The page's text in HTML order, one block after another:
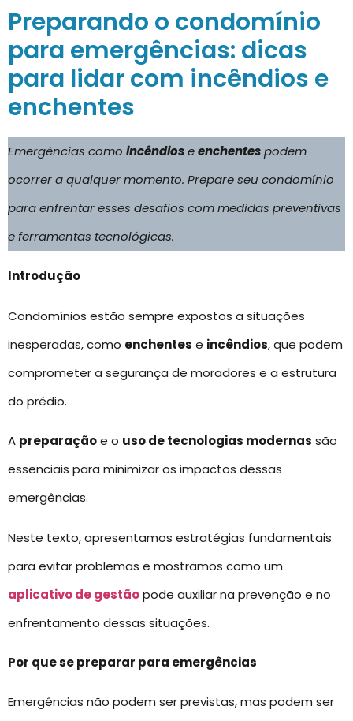
Preparando o condomínio
para emergências: dicas
para lidar com incêndios e
enchentes
Emergências como incêndioseenchentespodem
ocorrer a qualquer momento. Prepare seu condomínio
para enfrentar esses desafios com medidas preventivas
e ferramentas tecnológicas.
Introdução
Condomínios estão sempre expostos a situações
inesperadas, como enchentes e incêndios, que podem
comprometer a segurança de moradores e a estrutura
do prédio.
A preparaçãoe o uso de tecnologias modernas são
essenciais para minimizar os impactos dessas
emergências.
Neste texto, apresentamos estratégias fundamentais
para evitar problemas e mostramos como um
aplicativo de gestãopode auxiliar na prevenção e no
enfrentamento dessas situações.
Por que se preparar para emergências
Emergências não podem ser previstas, mas podem ser